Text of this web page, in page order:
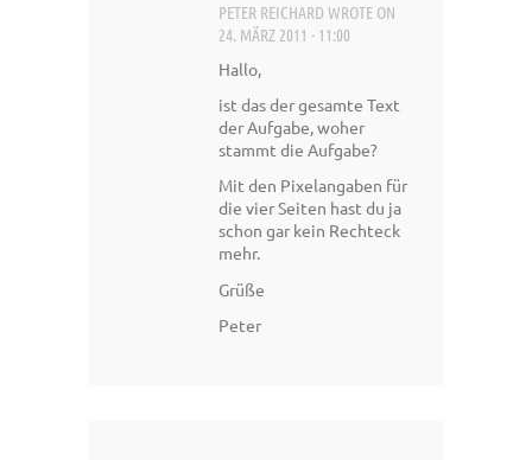
PETER REICHARD WROTE ON
24. MÄRZ 2011 - 11:00
Hallo,
ist das der gesamte Text
der Aufgabe, woher
stammt die Aufgabe?
Mit den Pixelangaben für
die vier Seiten hast du ja
schon gar kein Rechteck
mehr.
Grüße
Peter